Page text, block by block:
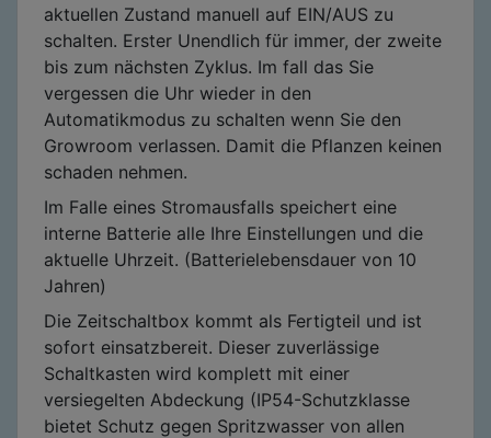
aktuellen Zustand manuell auf EIN/AUS zu
schalten. Erster Unendlich für immer, der zweite
bis zum nächsten Zyklus. Im fall das Sie
vergessen die Uhr wieder in den
Automatikmodus zu schalten wenn Sie den
Growroom verlassen. Damit die Pflanzen keinen
schaden nehmen.
Im Falle eines Stromausfalls speichert eine
interne Batterie alle Ihre Einstellungen und die
aktuelle Uhrzeit. (Batterielebensdauer von 10
Jahren)
Die Zeitschaltbox kommt als Fertigteil und ist
sofort einsatzbereit. Dieser zuverlässige
Schaltkasten wird komplett mit einer
versiegelten Abdeckung (IP54-Schutzklasse
bietet Schutz gegen Spritzwasser von allen